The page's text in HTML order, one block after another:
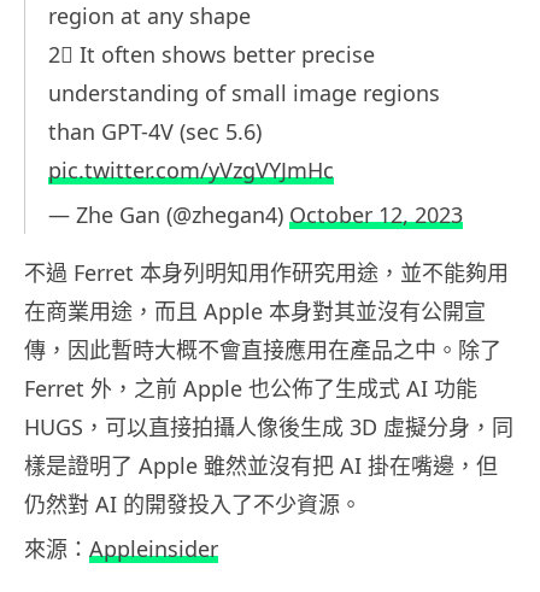
region at any shape
2⃣ It often shows better precise
understanding of small image regions
than GPT-4V (sec 5.6)
pic.twitter.com/yVzgVYJmHc
— Zhe Gan (@zhegan4) October 12, 2023
不過 Ferret 本身列明知用作研究用途，並不能夠用
在商業用途，而且 Apple 本身對其並沒有公開宣
傳，因此暫時大概不會直接應用在產品之中。除了
Ferret 外，之前 Apple 也公佈了生成式 AI 功能
HUGS，可以直接拍攝人像後生成 3D 虛擬分身，同
樣是證明了 Apple 雖然並沒有把 AI 掛在嘴邊，但
仍然對 AI 的開發投入了不少資源。
來源： Appleinsider